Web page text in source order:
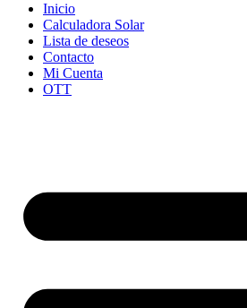
Inicio
Calculadora Solar
Lista de deseos
Contacto
Mi Cuenta
OTT